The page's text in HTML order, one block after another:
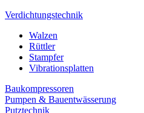
Verdichtungstechnik
Walzen
Rüttler
Stampfer
Vibrationsplatten
Baukompressoren
Pumpen & Bauentwässerung
Putztechnik